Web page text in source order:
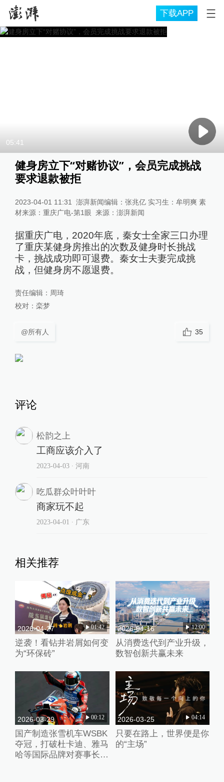
下载APP
05:41
健身房立下“对赌协议”，会员完成挑战
要求退款被拒
2023-04-01 11:31
澎湃新闻编辑：张兆亿 实习生：牟明爽 素
材来源：重庆广电-第1眼 来源： 澎湃新闻
据重庆广电，2020年底，秦女士全家三口办理
了重庆某健身房推出的次数及健身时长挑战
卡，挑战成功即可退费。秦女士夫妻完成挑
战，但健身房不愿退费。
责任编辑： 周琦
校对： 栾梦
@所有人 35
评论
松韵之上
工商应该介入了
2023-04-03∙ 河南
吃瓜群众叶叶叶
商家玩不起
2023-04-01 ∙ 广东
相关推荐
2026-04-27 01:42
逆袭！看钻井岩屑如何变
为“环保砖”
2026-04-16 12:00
从消费迭代到产业升级，
数智创新共赢未来
2026-03-29 00:12
国产制造张雪机车WSBK
夺冠，打破杜卡迪、雅马
哈等国际品牌对赛事长期
2026-03-25 04:14
只要在路上，世界便是你
的“主场”